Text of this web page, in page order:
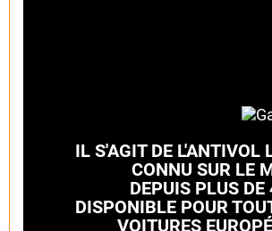
IL S'AGIT DE L'ANTIVOL
CONNU SUR LE
DEPUIS PLUS DE
DISPONIBLE POUR
VOITURES